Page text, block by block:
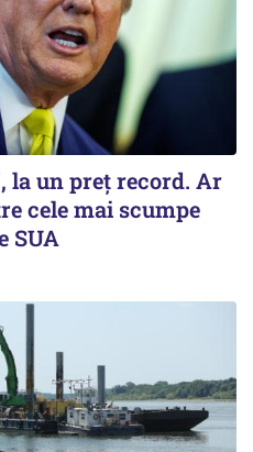
la un preț record. Ar
cele mai scumpe
SUA